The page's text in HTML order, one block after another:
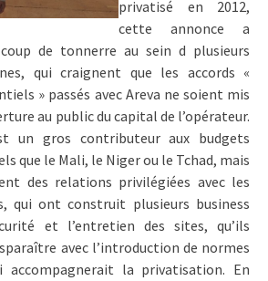
privatisé en 2012,
cette annonce a
de tonnerre au sein d plusieurs
qui craignent que les accords «
» passés avec Areva ne soient mis
au public du capital de l’opérateur.
un gros contributeur aux budgets
que le Mali, le Niger ou le Tchad, mais
des relations privilégiées avec les
qui ont construit plusieurs business
et l’entretien des sites, qu’ils
avec l’introduction de normes
accompagnerait la privatisation. En